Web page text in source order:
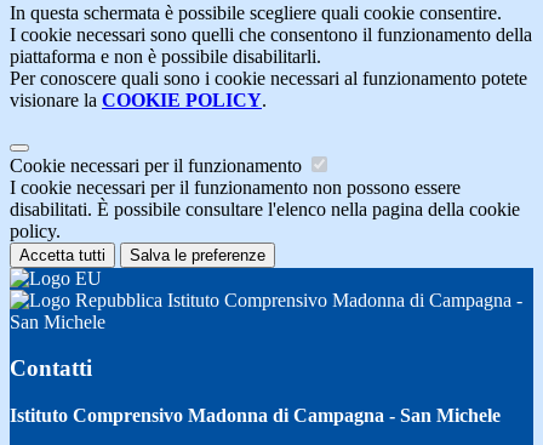
In questa schermata è possibile scegliere quali cookie consentire.
I cookie necessari sono quelli che consentono il funzionamento della
piattaforma e non è possibile disabilitarli.
Per conoscere quali sono i cookie necessari al funzionamento potete
visionare la COOKIE POLICY.
Cookie necessari per il funzionamento
I cookie necessari per il funzionamento non possono essere
disabilitati. È possibile consultare l'elenco nella pagina della cookie
policy.
Accetta tutti Salva le preferenze
Istituto Comprensivo Madonna di Campagna -
San Michele
Contatti
Istituto Comprensivo Madonna di Campagna - San Michele